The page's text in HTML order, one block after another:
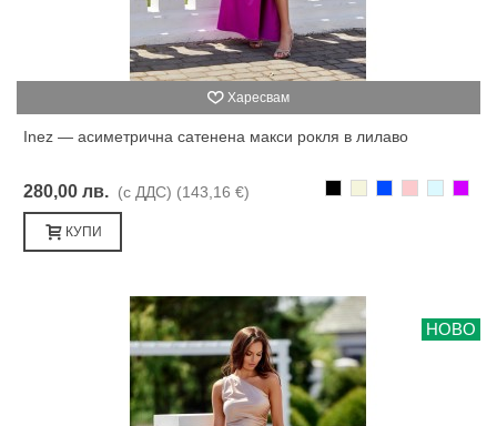
Харесвам
Inez — асиметрична сатенена макси рокля в лилаво
280,00 лв. (с ДДС) (143,16 €)
КУПИ
НОВО